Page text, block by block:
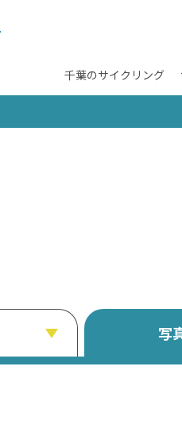
千葉のサイクリング
写